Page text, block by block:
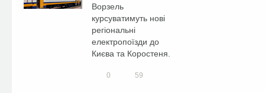
Ворзель
курсуватимуть нові
регіональні
електропоїзди до
Києва та Коростеня.
0 59